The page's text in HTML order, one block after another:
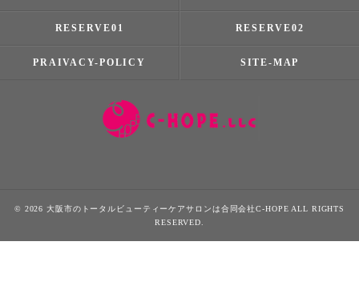
RESERVE01 RESERVE02
PRAIVACY-POLICY SITE-MAP
© 2026 大阪市のトータルビューティーケアサロンは合同会社C-HOPE ALL RIGHTS
RESERVED.